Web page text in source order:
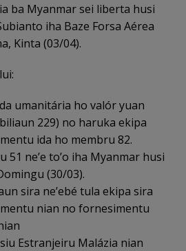
ba Myanmar sei liberta husi
iha Baze Forsa Aérea
Kinta (03/04).
umanitária ho valór yuan
229) no haruka ekipa
ida ho membru 82.
51 ne’e to’o iha Myanmar husi
(30/03).
sira ne’ebé tula ekipa sira
nian no fornesimentu
Estranjeiru Malázia nian